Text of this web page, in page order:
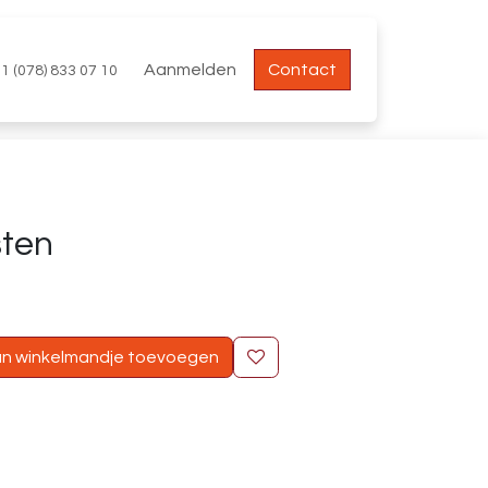
(078) 833 07 10 Aanmelden Contact
winkelmandje toevoegen